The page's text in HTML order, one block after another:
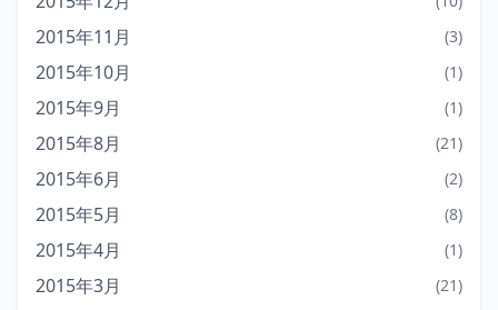
2015年11月 (3)
2015年10月 (1)
2015年9月 (1)
2015年8月 (21)
2015年6月 (2)
2015年5月 (8)
2015年4月 (1)
2015年3月 (21)